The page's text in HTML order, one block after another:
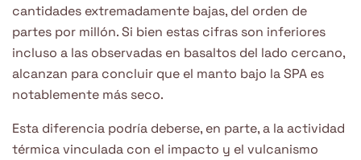
cantidades extremadamente bajas, del orden de
partes por millón. Si bien estas cifras son inferiores
incluso a las observadas en basaltos del lado cercano,
alcanzan para concluir que el manto bajo la SPA es
notablemente más seco.
Esta diferencia podría deberse, en parte, a la actividad
térmica vinculada con el impacto y el vulcanismo